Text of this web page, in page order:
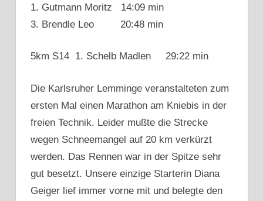
1. Gutmann Moritz 14:09 min
3. Brendle Leo 20:48 min
5km S14 1. Schelb Madlen 29:22 min
Die Karlsruher Lemminge veranstalteten zum
ersten Mal einen Marathon am Kniebis in der
freien Technik. Leider mußte die Strecke
wegen Schneemangel auf 20 km verkürzt
werden. Das Rennen war in der Spitze sehr
gut besetzt. Unsere einzige Starterin Diana
Geiger lief immer vorne mit und belegte den